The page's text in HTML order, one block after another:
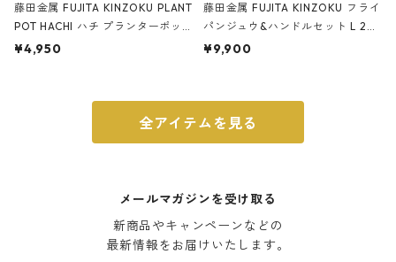
藤田金属 FUJITA KINZOKU PLANT
POT HACHI ハチ プランターポッ
ト 3号 ブラック
¥4,950
藤田金属 FUJITA KINZOKU フライ
パンジュウ&ハンドルセット L 24c
m ガス火・IH対応 鉄フライパン
¥9,900
全アイテムを見る
メールマガジンを受け取る
新商品やキャンペーンなどの
最新情報をお届けいたします。